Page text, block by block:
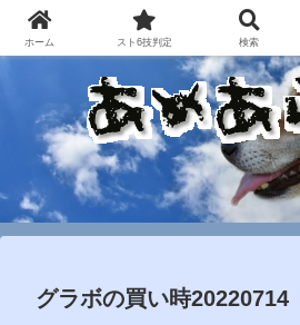
グラボの買い時20220714
ホーム スト6技判定 検索